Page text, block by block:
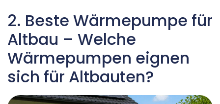
2. Beste Wärmepumpe für
Altbau – Welche
Wärmepumpen eignen
sich für Altbauten?